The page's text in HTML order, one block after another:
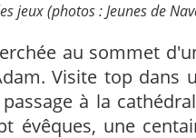
jeux (photos : Jeunes de
au sommet
Visite top dans
à la
évêques, une